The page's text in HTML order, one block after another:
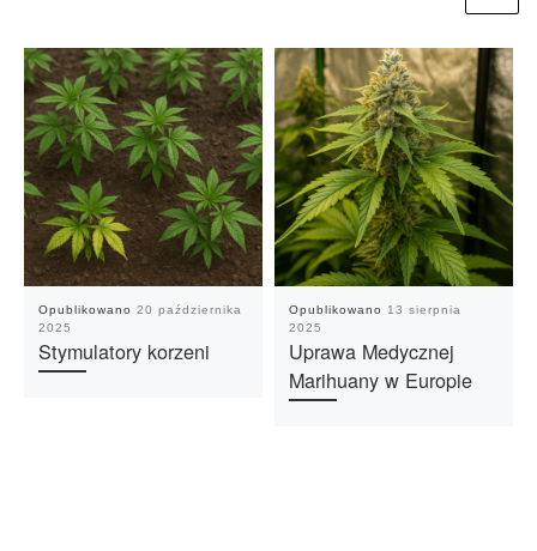
Opublikowano 20 października
2025
Stymulatory korzeni
Opublikowano
13 sierpnia
2025
Uprawa Medycznej
Marihuany w Europie